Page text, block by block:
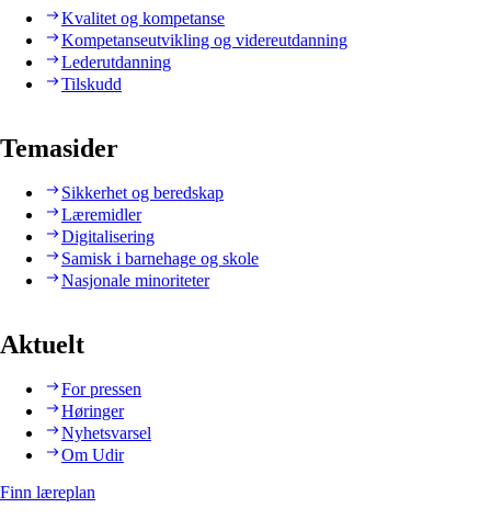
Kvalitet og kompetanse
Kompetanseutvikling og videreutdanning
Lederutdanning
Tilskudd
Temasider
Sikkerhet og beredskap
Læremidler
Digitalisering
Samisk i barnehage og skole
Nasjonale minoriteter
Aktuelt
For pressen
Høringer
Nyhetsvarsel
Om Udir
Finn læreplan